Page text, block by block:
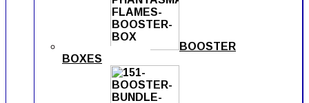
BOOSTER
BOXES